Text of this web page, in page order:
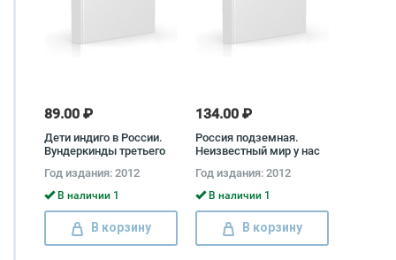
89.00 ₽
Дети индиго в России.
Вундеркинды третьего
Белимов
Год издания: 2012
В наличии 1
В корзину
134.00 ₽
Россия подземная.
Неизвестный мир у нас
Перепелицын
Год издания: 2012
В наличии 1
В корзину